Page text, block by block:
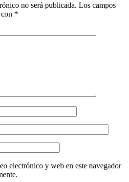
no será publicada. Los campos
*
electrónico y web en este navegador